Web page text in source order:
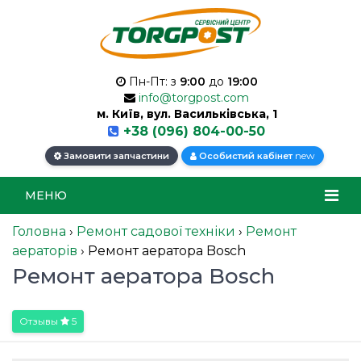
Пн-Пт: з 9:00 до 19:00
info@torgpost.com
м. Київ, вул. Васильківська, 1
+38 (096) 804-00-50
Замовити запчастини Особистий кабінет new
МЕНЮ
Головна › Ремонт садової техніки › Ремонт
аераторів › Ремонт аератора Bosch
Ремонт аератора Bosch
Отзывы 5